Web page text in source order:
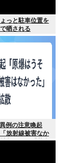
っと駐車位置を
晒される
例の注意喚起
放射線被害なか
報めぐり「荒唐